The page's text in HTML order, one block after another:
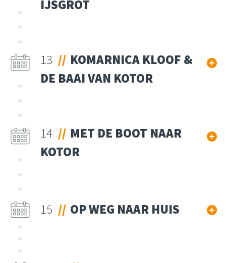
IJSGROT
13
KOMARNICA KLOOF &
DE BAAI VAN KOTOR
14
MET DE BOOT NAAR
KOTOR
15 OP WEG NAAR HUIS